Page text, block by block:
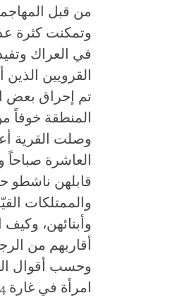
من قبل
وتمكنت كثرة
في العراك
القرويين
تم إحراق بعض
المنطقة خوفاً
وصلت القرية
العاشرة صباحاً
قابلهن ناشطو
والممتلكات
وأبنائهن،
أقاربهم من